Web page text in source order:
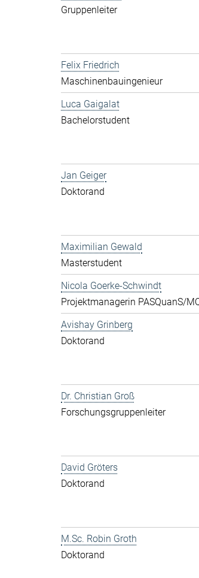
Gruppenleiter
Felix Friedrich
Maschinenbauingenieur
Luca Gaigalat
Bachelorstudent
Jan Geiger
Doktorand
Maximilian Gewald
Masterstudent
Nicola Goerke-Schwindt
Projektmanagerin PASQuanS/
Avishay Grinberg
Doktorand
Dr. Christian Groß
Forschungsgruppenleiter
David Gröters
Doktorand
M.Sc. Robin Groth
Doktorand